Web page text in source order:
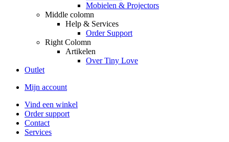
Mobielen & Projectors
Middle colomn
Help & Services
Order Support
Right Colomn
Artikelen
Over Tiny Love
Outlet
Mijn account
Vind een winkel
Order support
Contact
Services